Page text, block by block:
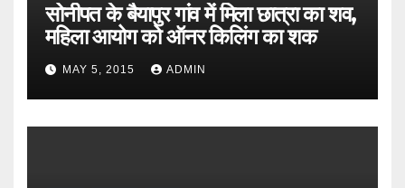
सोनीपत के बैयापुर गांव में मिला छात्रा का शव,
महिला आयोग को ऑनर किलिंग का शक
MAY 5, 2015 ADMIN